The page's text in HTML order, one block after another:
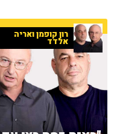
רון קופמן ואריה
אלדד